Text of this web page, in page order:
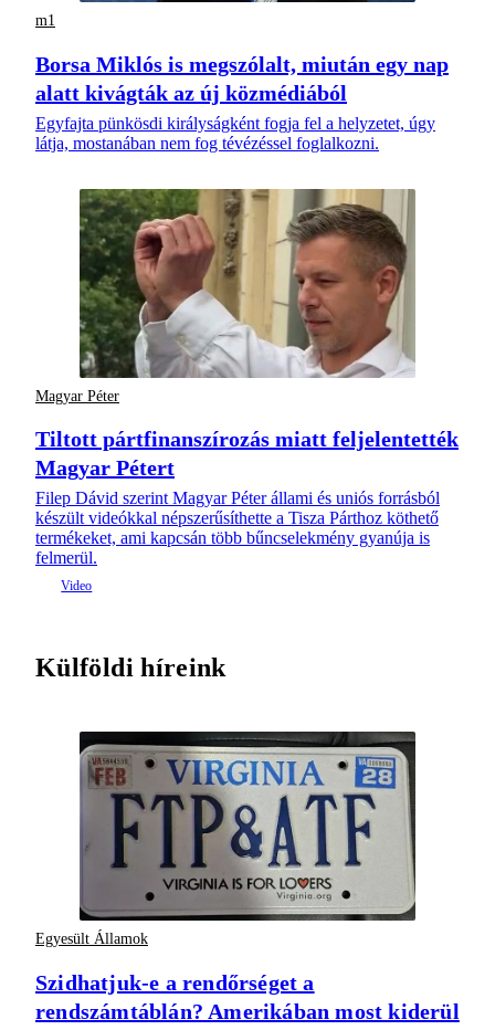
m1
Borsa Miklós is megszólalt, miután egy nap
alatt kivágták az új közmédiából
Egyfajta pünkösdi királyságként fogja fel a helyzetet, úgy
látja, mostanában nem fog tévézéssel foglalkozni.
Magyar Péter
Tiltott pártfinanszírozás miatt feljelentették
Magyar Pétert
Filep Dávid szerint Magyar Péter állami és uniós forrásból
készült videókkal népszerűsíthette a Tisza Párthoz köthető
termékeket, ami kapcsán több bűncselekmény gyanúja is
felmerül.
Külföldi híreink
Egyesült Államok
Szidhatjuk-e a rendőrséget a
rendszámtáblán? Amerikában most kiderül